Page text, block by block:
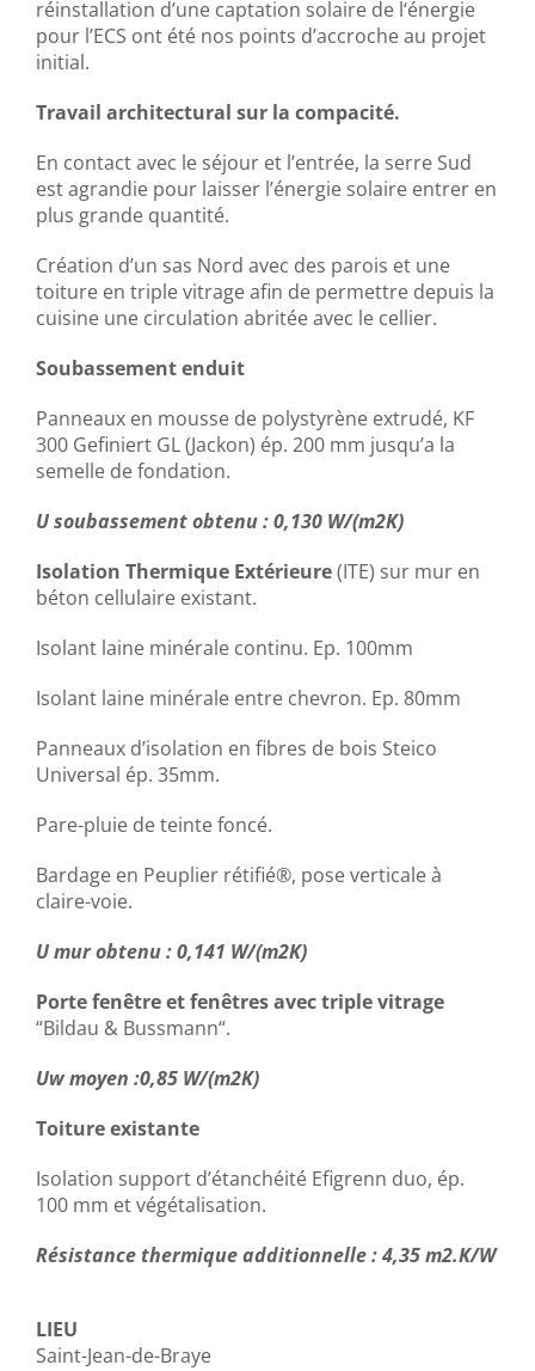
réinstallation d’une captation solaire de l‘énergie
pour l’ECS ont été nos points d’accroche au projet
initial.
Travail architectural sur la compacité.
En contact avec le séjour et l’entrée, la serre Sud
est agrandie pour laisser l’énergie solaire entrer en
plus grande quantité.
Création d’un sas Nord avec des parois et une
toiture en triple vitrage afin de permettre depuis la
cuisine une circulation abritée avec le cellier.
Soubassement enduit
Panneaux en mousse de polystyrène extrudé, KF
300 Gefiniert GL (Jackon) ép. 200 mm jusqu’a la
semelle de fondation.
U soubassement obtenu : 0,130 W/(m2K)
Isolation Thermique Extérieure(ITE) sur mur en
béton cellulaire existant.
Isolant laine minérale continu. Ep. 100mm
Isolant laine minérale entre chevron. Ep. 80mm
Panneaux d’isolation en fibres de bois Steico
Universal ép. 35mm.
Pare-pluie de teinte foncé.
Bardage en Peuplier rétifié®, pose verticale à
claire-voie.
U mur obtenu : 0,141 W/(m2K)
Porte fenêtre et fenêtres avec triple vitrage
“Bildau & Bussmann“.
Uw moyen :0,85 W/(m2K)
Toiture existante
Isolation support d’étanchéité Efigrenn duo, ép.
100 mm et végétalisation.
Résistance thermique additionnelle : 4,35 m2.K/W
LIEU
Saint-Jean-de-Braye